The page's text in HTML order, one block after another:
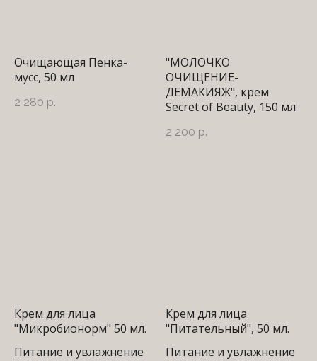
Очищающая Пенка-
мусс, 50 мл
2 280 р.
"МОЛОЧКО
ОЧИЩЕНИЕ-
ДЕМАКИЯЖ", крем
Secret of Beauty, 150 мл
2 200 р.
Крем для лица
"Микробионорм" 50 мл.
Питание и увлажнение
Крем для лица
"Питательный", 50 мл.
Питание и увлажнение